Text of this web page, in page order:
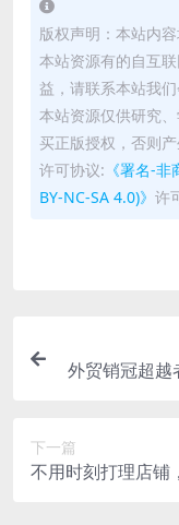
版权声明：本站内
本站资源有的自互
益，请联系本站我们
本站资源仅供研究
买正版授权，否则
许可协议: 《署名-
BY-NC-SA 4.0)》 许
外贸销冠超越
下一篇
不用时刻打理店铺